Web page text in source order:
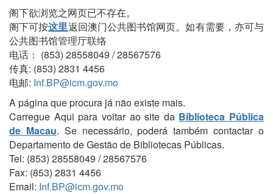
阁下欲浏览之网页已不存在。
阁下可按这里返回澳门公共图书馆网页。如有需要，亦可与
公共图书馆管理厅联络
电话： (853) 28558049 / 28567576
传真: (853) 2831 4456
电邮: Inf.BP@icm.gov.mo
A página que procura já não existe mais.
Carregue Aqui para voltar ao site da Biblioteca Pública
de Macau. Se necessário, poderá também contactar o
Departamento de Gestão de Bibliotecas Públicas.
Tel: (853) 28558049 / 28567576
Fax: (853) 2831 4456
Email: Inf.BP@icm.gov.mo